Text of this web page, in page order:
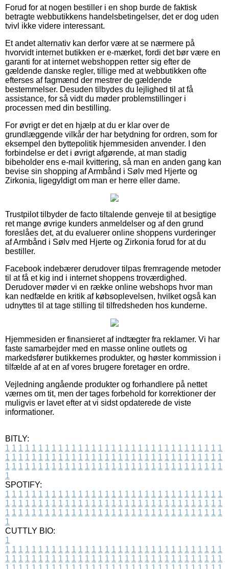
Forud for at nogen bestiller i en shop burde de faktisk
betragte webbutikkens handelsbetingelser, det er dog uden
tvivl ikke videre interessant.
Et andet alternativ kan derfor være at se nærmere på
hvorvidt internet butikken er e-mærket, fordi det bør være en
garanti for at internet webshoppen retter sig efter de
gældende danske regler, tillige med at webbutikken ofte
efterses af fagmænd der mestrer de gældende
bestemmelser. Desuden tilbydes du lejlighed til at få
assistance, for så vidt du møder problemstillinger i
processen med din bestilling.
For øvrigt er det en hjælp at du er klar over de
grundlæggende vilkår der har betydning for ordren, som for
eksempel den byttepolitik hjemmesiden anvender. I den
forbindelse er det i øvrigt afgørende, at man stadig
bibeholder ens e-mail kvittering, så man en anden gang kan
bevise sin shopping af Armbånd i Sølv med Hjerte og
Zirkonia, ligegyldigt om man er herre eller dame.
Trustpilot tilbyder de facto tiltalende genveje til at besigtige
ret mange øvrige kunders anmeldelser og af den grund
foreslåes det, at du evaluerer online shoppens vurderinger
af Armbånd i Sølv med Hjerte og Zirkonia forud for at du
bestiller.
Facebook indebærer derudover tilpas fremragende metoder
til at få et kig ind i internet shoppens troværdighed.
Derudover møder vi en række online webshops hvor man
kan nedfælde en kritik af købsoplevelsen, hvilket også kan
udnyttes til at tage stilling til tilfredsheden hos kunderne.
Hjemmesiden er finansieret af indtægter fra reklamer. Vi har
faste samarbejder med en masse online outlets og
markedsfører butikkernes produkter, og høster kommission i
tilfælde af at en af vores brugere foretager en ordre.
Vejledning angående produkter og forhandlere på nettet
værnes om tit, men der tages forbehold for korrektioner der
muligvis er lavet efter at vi sidst opdaterede de viste
informationer.
BITLY:
1 1 1 1 1 1 1 1 1 1 1 1 1 1 1 1 1 1 1 1 1 1 1 1 1 1 1 1 1 1 1 1 1
1 1 1 1 1 1 1 1 1 1 1 1 1 1 1 1 1 1 1 1 1 1 1 1 1 1 1 1 1 1 1 1 1
1 1 1 1 1 1 1 1 1 1 1 1 1 1 1 1 1 1 1 1 1 1 1 1 1 1 1 1 1 1 1 1 1
1
SPOTIFY:
1 1 1 1 1 1 1 1 1 1 1 1 1 1 1 1 1 1 1 1 1 1 1 1 1 1 1 1 1 1 1 1 1
1 1 1 1 1 1 1 1 1 1 1 1 1 1 1 1 1 1 1 1 1 1 1 1 1 1 1 1 1 1 1 1 1
1 1 1 1 1 1 1 1 1 1 1 1 1 1 1 1 1 1 1 1 1 1 1 1 1 1 1 1 1 1 1 1 1
1
CUTTLY BIO:
1
1 1 1 1 1 1 1 1 1 1 1 1 1 1 1 1 1 1 1 1 1 1 1 1 1 1 1 1 1 1 1 1 1
1 1 1 1 1 1 1 1 1 1 1 1 1 1 1 1 1 1 1 1 1 1 1 1 1 1 1 1 1 1 1 1 1